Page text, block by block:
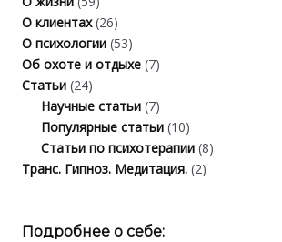
О клиентах(26)
О психологии (53)
Об охоте и отдыхе (7)
Статьи (24)
Научные статьи (7)
Популярные статьи (10)
Статьи по психотерапии (8)
Транс. Гипноз. Медитация. (2)
Подробнее о себе: